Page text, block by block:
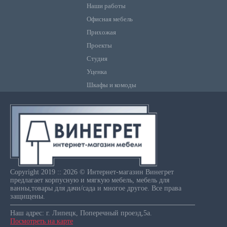
Наши работы
Офисная мебель
Прихожая
Проекты
Студия
Уценка
Шкафы и комоды
Copyright 2019 :: 2026 © Интернет-магазин Винегрет
предлагает корпусную и мягкую мебель, мебель для
ванны,товары для дачи/сада и многое другое. Все права
защищены.
Наш адрес: г. Липецк, Поперечный проезд,5а.
Посмотреть на карте